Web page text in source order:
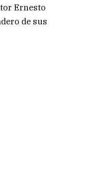
Ernesto
de sus